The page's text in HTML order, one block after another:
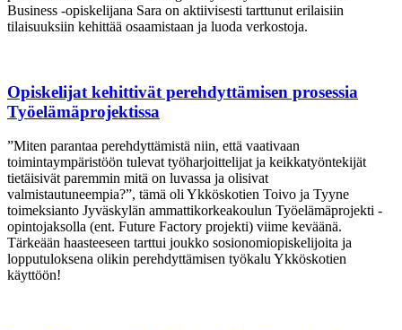
Business -opiskelijana Sara on aktiivisesti tarttunut erilaisiin
tilaisuuksiin kehittää osaamistaan ja luoda verkostoja.
Opiskelijat kehittivät perehdyttämisen prosessia
Työelämäprojektissa
”Miten parantaa perehdyttämistä niin, että vaativaan
toimintaympäristöön tulevat työharjoittelijat ja keikkatyöntekijät
tietäisivät paremmin mitä on luvassa ja olisivat
valmistautuneempia?”, tämä oli Ykköskotien Toivo ja Tyyne
toimeksianto Jyväskylän ammattikorkeakoulun Työelämäprojekti -
opintojaksolla (ent. Future Factory projekti) viime keväänä.
Tärkeään haasteeseen tarttui joukko sosionomiopiskelijoita ja
lopputuloksena olikin perehdyttämisen työkalu Ykköskotien
käyttöön!